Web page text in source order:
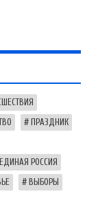
ПРАЗДНИК
ЕДИНАЯ РОССИЯ
ВЫБОРЫ